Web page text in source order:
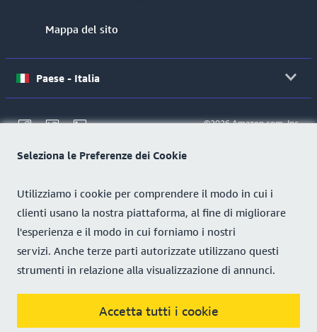
Seleziona le Preferenze dei Cookie
Utilizziamo i cookie per comprendere il modo in cui i
clienti usano la nostra piattaforma, al fine di migliorare
l'esperienza e il modo in cui forniamo i nostri
servizi. Anche terze parti autorizzate utilizzano questi
strumenti in relazione alla visualizzazione di annunci.
Accetta tutti i cookie
Mappa del sito
Paese - Italia
©2026 Amazon.com, Inc.